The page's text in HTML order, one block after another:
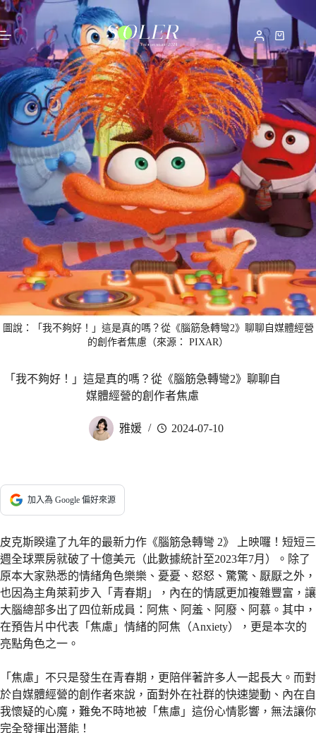
圖說：「我不夠好！」這是真的嗎？從《腦筋急轉彎2》聊聊自媒體經營
的創作者焦慮（來源： PIXAR）
「我不夠好！」這是真的嗎？從《腦筋急轉彎2》聊聊自
媒體經營的創作者焦慮
雅媛 2024-07-10
加入為 Google 偏好來源
皮克斯睽違了九年的最新力作《腦筋急轉彎 2》 上映囉！短短三
週全球票房就破了十億美元（此數據統計至2023年7月）。除了
原本大家熟悉的情緒角色樂樂、憂憂、怒怒、驚驚、厭厭之外，
也因為主角萊莉步入「青春期」，內在的情感更加複雜豐富，讓
大腦總部多出了四位新成員：阿焦、阿羞、阿廢、阿慕。其中，
在預告片中代表「焦慮」情緒的阿焦（Anxiety），更是本次的
亮點角色之一。
「焦慮」不只是發生在青春期，更陪伴著許多人一起長大。而對
於自媒體經營的創作者來說，面對外在社群的快速變動、內在自
我懷疑的心魔，難免不時地被「焦慮」這份心情影響，無法讓你
完全發揮出潛能！